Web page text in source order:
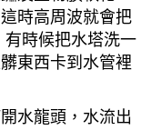
時高周波就會把
時候把水塔洗一
東西卡到水管裡
水龍頭，水流出